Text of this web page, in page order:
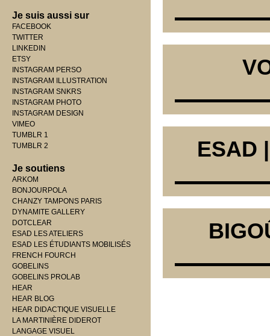
ESAD
Je suis aussi sur
FACEBOOK
TWITTER
LINKEDIN
ETSY
INSTAGRAM PERSO
INSTAGRAM ILLUSTRATION
INSTAGRAM SNKRS
INSTAGRAM PHOTO
INSTAGRAM DESIGN
VIMEO
TUMBLR 1
TUMBLR 2
Je soutiens
ARKOM
BONJOURPOLA
CHANZY TAMPONS PARIS
DYNAMITE GALLERY
DOTCLEAR
ESAD LES ATELIERS
ESAD LES ÉTUDIANTS MOBILISÉS
FRENCH FOURCH
GOBELINS
GOBELINS PROLAB
HEAR
HEAR BLOG
HEAR DIDACTIQUE VISUELLE
LA MARTINIÈRE DIDEROT
LANGAGE VISUEL